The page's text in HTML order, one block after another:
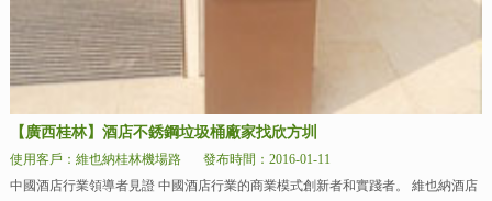
【廣西桂林】酒店不銹鋼垃圾桶廠家找欣方圳
使用客戶：維也納桂林機場路
發布時間：2016-01-11
中國酒店行業領導者見證 中國酒店行業的商業模式創新者和實踐者。 維也納酒店